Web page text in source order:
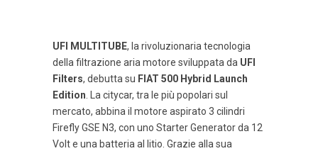
UFI MULTITUBE, la rivoluzionaria tecnologia
della filtrazione aria motore sviluppata da UFI
Filters, debutta su FIAT 500 Hybrid Launch
Edition. La citycar, tra le più popolari sul
mercato, abbina il motore aspirato 3 cilindri
Firefly GSE N3, con uno Starter Generator da 12
Volt e una batteria al litio. Grazie alla sua